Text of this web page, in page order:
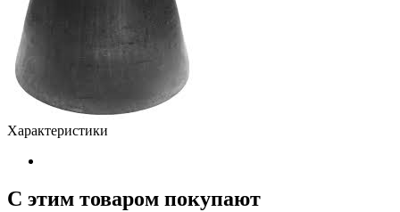
Характеристики
С этим товаром покупают